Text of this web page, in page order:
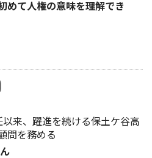
て人権の意味を理解でき
以来、躍進を続ける保土ケ谷高
問を務める